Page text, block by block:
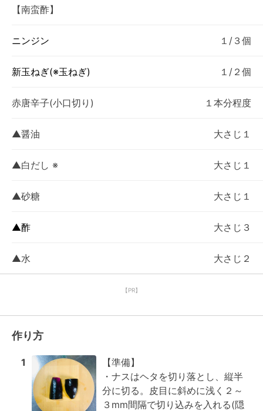
【南蛮酢】
ニンジン １/３個
新玉ねぎ(※玉ねぎ) １/２個
赤唐辛子(小口切り) １本分程度
▲醤油 大さじ１
▲白だし ※ 大さじ１
▲砂糖 大さじ１
▲酢 大さじ３
▲水 大さじ２
【PR】
作り方
1
【準備】
・ナスはヘタを切り落とし、縦半
分に切る。皮目に斜めに浅く２～
３mm間隔で切り込みを入れる(隠